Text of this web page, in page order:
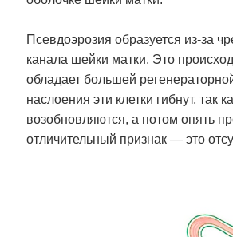
Псевдоэрозия образуется из-за
канала шейки матки. Это
обладает большей
наслоения эти клетки гибнут, так
возобновляются, а потом опять
отличительный признак — это